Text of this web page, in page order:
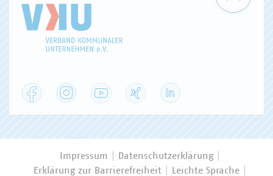
Facebook Instagram YouTube
Impressum
Datenschutzerklärung
Erklärung zur Barrierefreiheit
Leichte Sprache